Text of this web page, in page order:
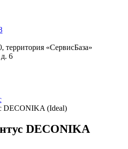
территория «СервисБаза»
6
DECONIKA (Ideal)
DECONIKA